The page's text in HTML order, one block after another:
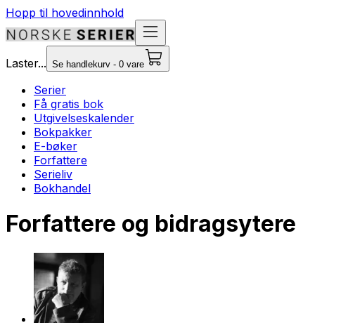
Hopp til hovedinnhold
Laster... Se handlekurv - 0 vare
Serier
Få gratis bok
Utgivelseskalender
Bokpakker
E-bøker
Forfattere
Serieliv
Bokhandel
Forfattere og bidragsytere